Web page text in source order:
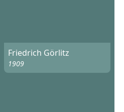
Friedrich Görlitz
1909